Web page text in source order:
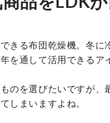
きる布団乾燥機。冬
を通して活用できるア
のを選びたいですが
しまいますよね。